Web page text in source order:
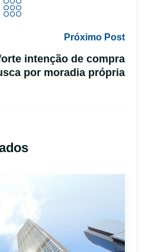
Próximo Post
intenção de compra
por moradia própria